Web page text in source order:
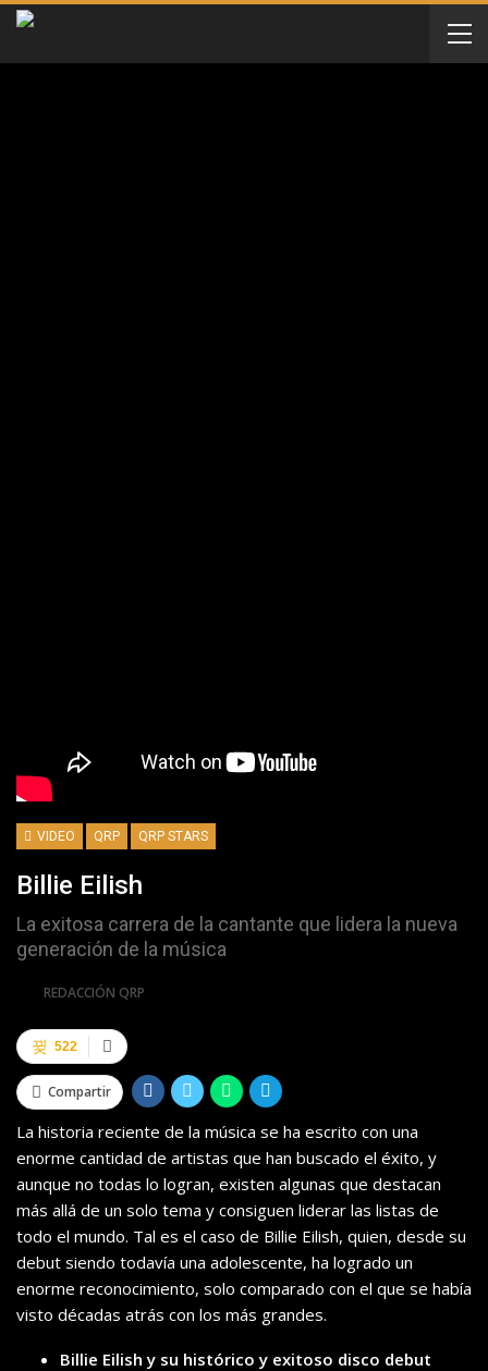
VIDEO QRP QRP STARS
Billie Eilish
La exitosa carrera de la cantante que lidera la nueva
generación de la música
REDACCIÓN QRP
522
Compartir
La historia reciente de la música se ha escrito con una
enorme cantidad de artistas que han buscado el éxito, y
aunque no todas lo logran, existen algunas que destacan
más allá de un solo tema y consiguen liderar las listas de
todo el mundo. Tal es el caso de Billie Eilish, quien, desde su
debut siendo todavía una adolescente, ha logrado un
enorme reconocimiento, solo comparado con el que se había
visto décadas atrás con los más grandes.
Billie Eilish y su histórico y exitoso disco debut